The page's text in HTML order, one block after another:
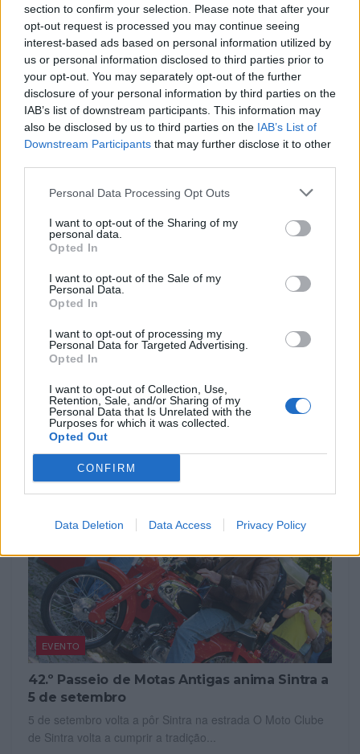
section to confirm your selection. Please note that after your
opt-out request is processed you may continue seeing
interest-based ads based on personal information utilized by
us or personal information disclosed to third parties prior to
your opt-out. You may separately opt-out of the further
disclosure of your personal information by third parties on the
IAB’s list of downstream participants. This information may
also be disclosed by us to third parties on the IAB’s List of
Downstream Participants that may further disclose it to other
Personal Data Processing Opt Outs
I want to opt-out of the Sharing of my
personal data.
Opted In
I want to opt-out of the Sale of my
Personal Data.
Opted In
I want to opt-out of processing my
Personal Data for Targeted Advertising.
Opted In
I want to opt-out of Collection, Use,
Retention, Sale, and/or Sharing of my
Personal Data that Is Unrelated with the
Purposes for which it was collected.
Opted Out
CONFIRM
Data Deletion Data Access Privacy Policy
RELACIONADOS
MOTOMAIS
limitada
A nova Indian Chief Vintage Sturgis, SD Edition,
origens do encontro...
FERNANDO NETO 7 AGOSTO, 2026
EVENTO
42.º Passeio de Motas Antigas anima Sintra a
5 de setembro
5 de setembro volta a pôr Sintra na estrada O Moto Clube
de Sintra volta a cumprir a tradição...